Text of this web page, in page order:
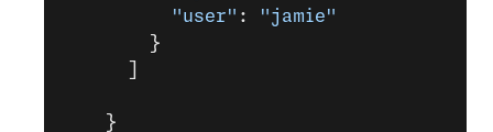
          "user"
:
"jamie"
        }
    }